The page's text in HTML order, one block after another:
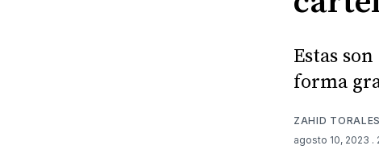
Estas
forma
ZAHID TORALES
agosto 10, 2023 .